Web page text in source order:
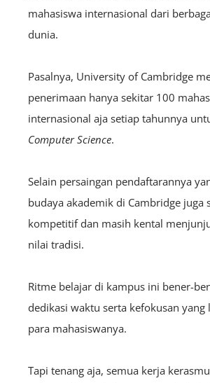
mahasiswa internasional dari
dunia.
Pasalnya, University of Cambridge
penerimaan hanya sekitar 100
internasional aja setiap tahunnya
Computer Science.
Selain persaingan pendaftarannya
budaya akademik di Cambridge juga
kompetitif dan masih kental
nilai tradisi.
Ritme belajar di kampus ini bener-
dedikasi waktu serta kefokusan yang
para mahasiswanya.
Tapi tenang aja, semua kerja